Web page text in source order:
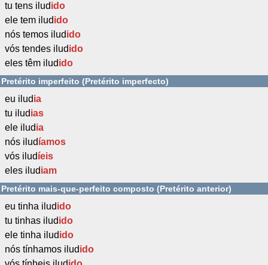
tu tens iludido
ele tem iludido
nós temos iludido
vós tendes iludido
eles têm iludido
Pretérito imperfeito (Pretérito imperfecto)
eu iludia
tu iludias
ele iludia
nós iludíamos
vós iludíeis
eles iludiam
Pretérito mais-que-perfeito composto (Pretérito anterior)
eu tinha iludido
tu tinhas iludido
ele tinha iludido
nós tínhamos iludido